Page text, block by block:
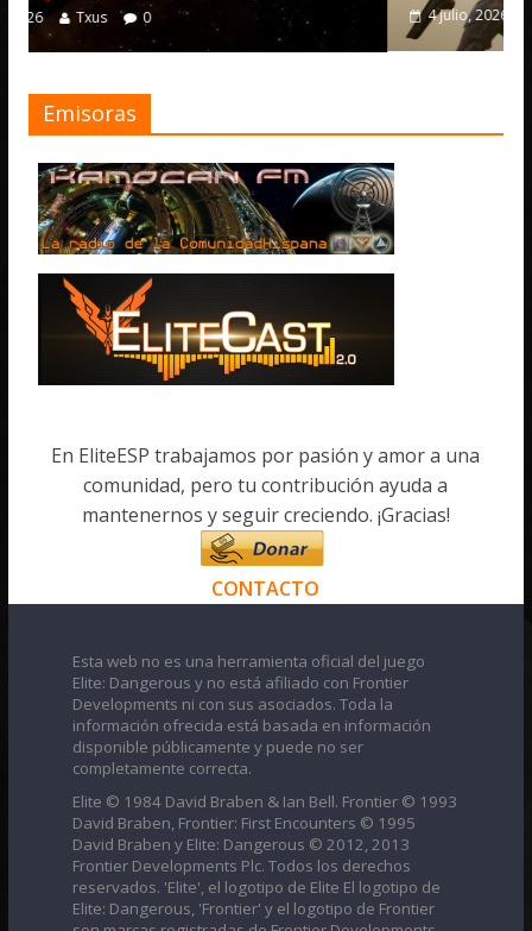
4 julio, 2026 Txus
Emisoras
En EliteESP trabajamos por pasión y amor a una
comunidad, pero tu contribución ayuda a
mantenernos y seguir creciendo. ¡Gracias!
CONTACTO
Esta web no es una herramienta oficial del juego
Elite: Dangerous y no está afiliado con Frontier
Developments ni con sus asociados. Toda la
información ofrecida está basada en información
disponible públicamente y puede no ser
completamente correcta.
Elite © 1984 David Braben & Ian Bell. Frontier © 1993
David Braben, Frontier: First Encounters © 1995
David Braben y Elite: Dangerous © 2012, 2013
Frontier Developments Plc. Todos los derechos
reservados. 'Elite', el logotipo de Elite El logotipo de
Elite: Dangerous, 'Frontier' y el logotipo de Frontier